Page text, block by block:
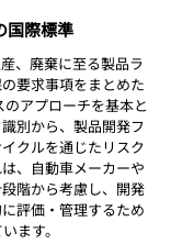
国際標準
、廃棄に至る製品ラ
要求事項をまとめた
アプローチを基本と
別から、製品開発フ
クルを通じたリスク
、自動車メーカーや
階から考慮し、開発
評価・管理するため
ます。